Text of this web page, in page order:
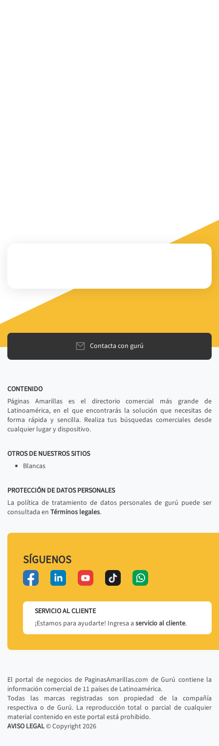
Contacta con gurú
CONTENIDO
Páginas Amarillas es el directorio comercial más grande de
Latinoamérica, en el que encontrarás la solución que necesitas de
forma rápida y sencilla. Realiza tus búsquedas comerciales desde
cualquier lugar y dispositivo.
OTROS DE NUESTROS SITIOS
Blancas
PROTECCIÓN DE DATOS PERSONALES
La política de tratamiento de datos personales de gurú puede ser
consultada en Términos legales.
SÍGUENOS
SERVICIO AL CLIENTE
¡Estamos para ayudarte! Ingresa a servicio al cliente.
El portal de negocios de PaginasAmarillas.com de Gurú contiene la
información comercial de 11 países de Latinoamérica.
Todas las marcas registradas son propiedad de la compañía
respectiva o de Gurú. La reproducción total o parcial de cualquier
material contenido en este portal está prohibido.
AVISO LEGAL© Copyright2026